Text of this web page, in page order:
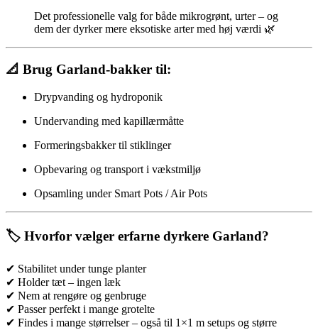
Det professionelle valg for både mikrogrønt, urter – og
dem der dyrker mere eksotiske arter med høj værdi 🌿
📐 Brug Garland-bakker til:
Drypvanding og hydroponik
Undervanding med kapillærmåtte
Formeringsbakker til stiklinger
Opbevaring og transport i vækstmiljø
Opsamling under Smart Pots / Air Pots
🏷️ Hvorfor vælger erfarne dyrkere Garland?
✔ Stabilitet under tunge planter
✔ Holder tæt – ingen læk
✔ Nem at rengøre og genbruge
✔ Passer perfekt i mange grotelte
✔ Findes i mange størrelser – også til 1×1 m setups og større